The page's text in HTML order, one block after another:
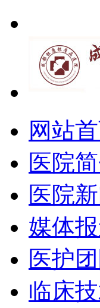
网站
医院
医院
媒体
医护
临床